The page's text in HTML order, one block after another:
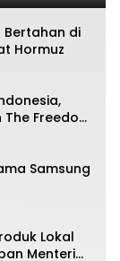
Bertahan di
Hormuz
Freedom
Samsung
Lokal
Menteri